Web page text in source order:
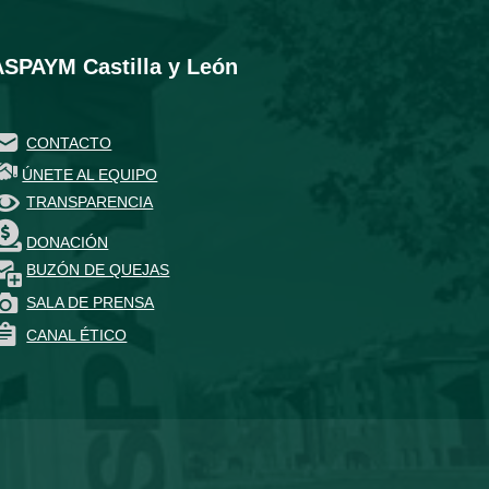
Castilla y León
CONTACTO
ÚNETE AL EQUIPO
TRANSPARENCIA
DONACIÓN
BUZÓN DE QUEJAS
SALA DE PRENSA
CANAL ÉTICO